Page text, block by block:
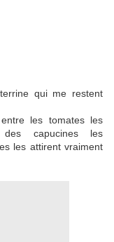
qui me restent
les tomates les
des capucines les
les attirent vraiment